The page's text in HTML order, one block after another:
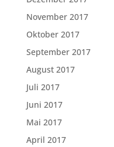
November 2017
Oktober 2017
September 2017
August 2017
Juli 2017
Juni 2017
Mai 2017
April 2017